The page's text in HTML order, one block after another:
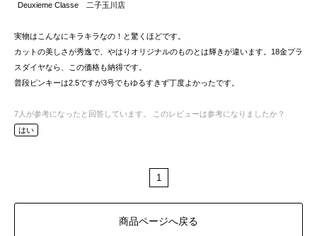
Deuxieme Classe 二子玉川店
実物はこんなにキラキラなの！と驚くほどです。
カットの美しさが秀逸で、やはりオリジナルのものとは輝きが違います。18金プラ
スダイヤなら、この価格も納得です。
普段ピンキーは2.5ですが3号でもゆるすきず丁度よかったです。
7 人が参考になったと回答しています。
このレビューは参考になりましたか？
はい
1
商品ページへ戻る